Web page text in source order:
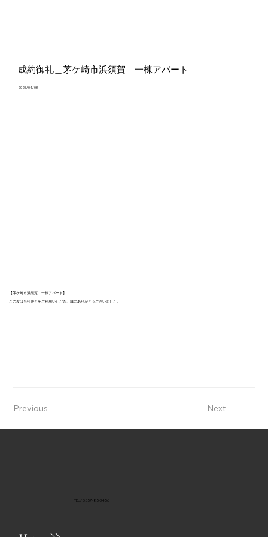
成約御礼＿茅ケ崎市浜須賀 一棟アパート
2025/04/03
【茅ケ崎市浜須賀 一棟アパート】
この度は当社仲介をご利用いただき、誠にありがとうございました。
Previous Next
TEL / 0557-85-3456